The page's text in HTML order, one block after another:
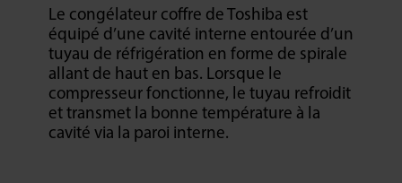
Le congélateur coffre de Toshiba est
équipé d’une cavité interne entourée d’un
tuyau de réfrigération en forme de spirale
allant de haut en bas. Lorsque le
compresseur fonctionne, le tuyau refroidit
et transmet la bonne température à la
cavité via la paroi interne.